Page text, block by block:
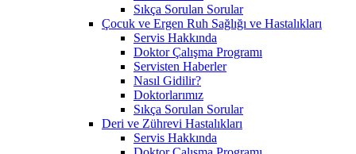
Sıkça Sorulan Sorular
Çocuk ve Ergen Ruh Sağlığı ve Hastalıkları
Servis Hakkında
Doktor Çalışma Programı
Servisten Haberler
Nasıl Gidilir?
Doktorlarımız
Sıkça Sorulan Sorular
Deri ve Zührevi Hastalıkları
Servis Hakkında